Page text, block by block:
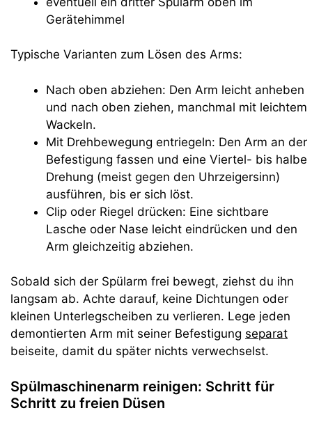
Gerätehimmel
Typische Varianten zum Lösen des Arms:
Nach oben abziehen: Den Arm leicht anheben
und nach oben ziehen, manchmal mit leichtem
Wackeln.
Mit Drehbewegung entriegeln: Den Arm an der
Befestigung fassen und eine Viertel- bis halbe
Drehung (meist gegen den Uhrzeigersinn)
ausführen, bis er sich löst.
Clip oder Riegel drücken: Eine sichtbare
Lasche oder Nase leicht eindrücken und den
Arm gleichzeitig abziehen.
Sobald sich der Spülarm frei bewegt, ziehst du ihn
langsam ab. Achte darauf, keine Dichtungen oder
kleinen Unterlegscheiben zu verlieren. Lege jeden
demontierten Arm mit seiner Befestigung separat
beiseite, damit du später nichts verwechselst.
Spülmaschinenarm reinigen: Schritt für
Schritt zu freien Düsen